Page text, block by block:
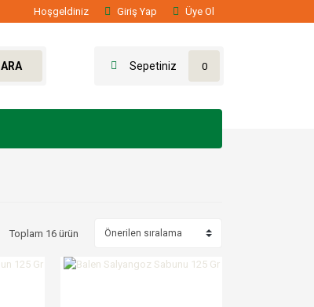
Hoşgeldiniz Giriş Yap Üye Ol
ARA Sepetiniz 0
Toplam 16 ürün